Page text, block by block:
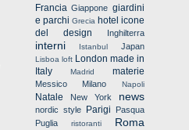
Francia Giappone giardini
e parchi Grecia hotel icone
del design
Inghilterra
interni Istanbul Japan
Lisboa loft London made in
Italy
Madrid materie
Messico Milano Napoli
Natale New York news
nordic style Parigi
Pasqua
Puglia
ristoranti Roma